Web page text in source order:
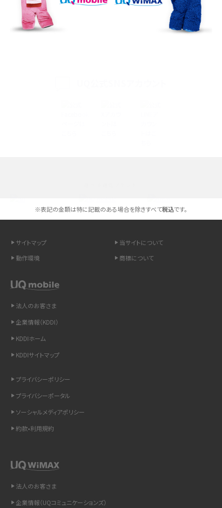
iPhone 16シリーズのモデルを比較！価格・サイズ・カメラ性能の違いを徹底解説
iPhone 16とiPhone 15の違いは？カメラ・スペック・機能を徹底比較
LINEの通知がこない時の原因と対処法9選！設定の確認手順も解説
非通知設定とは？184で電話をかける方法やiPhone・Androidの設定を解説
iCloudの使用容量を減らす9つの方法！使用状況の確認手順も紹介
リプライ機能とは？LINE、X（旧Twitter）、Instagram、TikTokで送る方法を解説
インスタのDMの送り方は？便利機能の使い方や注意点をわかりやすく解説
LINEで送信取り消しをする方法は？相手に知られるのか、削除との違いも紹介
詳しく解説
Wi-Fiを快適に使うための速度はどれくらい？用途別の目安・回線ごとの平均を
紹介
※表記の金額は特に記載のある場合を除きすべて税込です。
サイトマップ
当サイトについて
動作環境
商標について
法人のお客さま
企業情報（KDDI）
KDDIホーム
KDDIサイトマップ
プライバシーポリシー
プライバシーポータル
ソーシャルメディアポリシー
約款•利用規約
法人のお客さま
企業情報（UQコミュニケーションズ）